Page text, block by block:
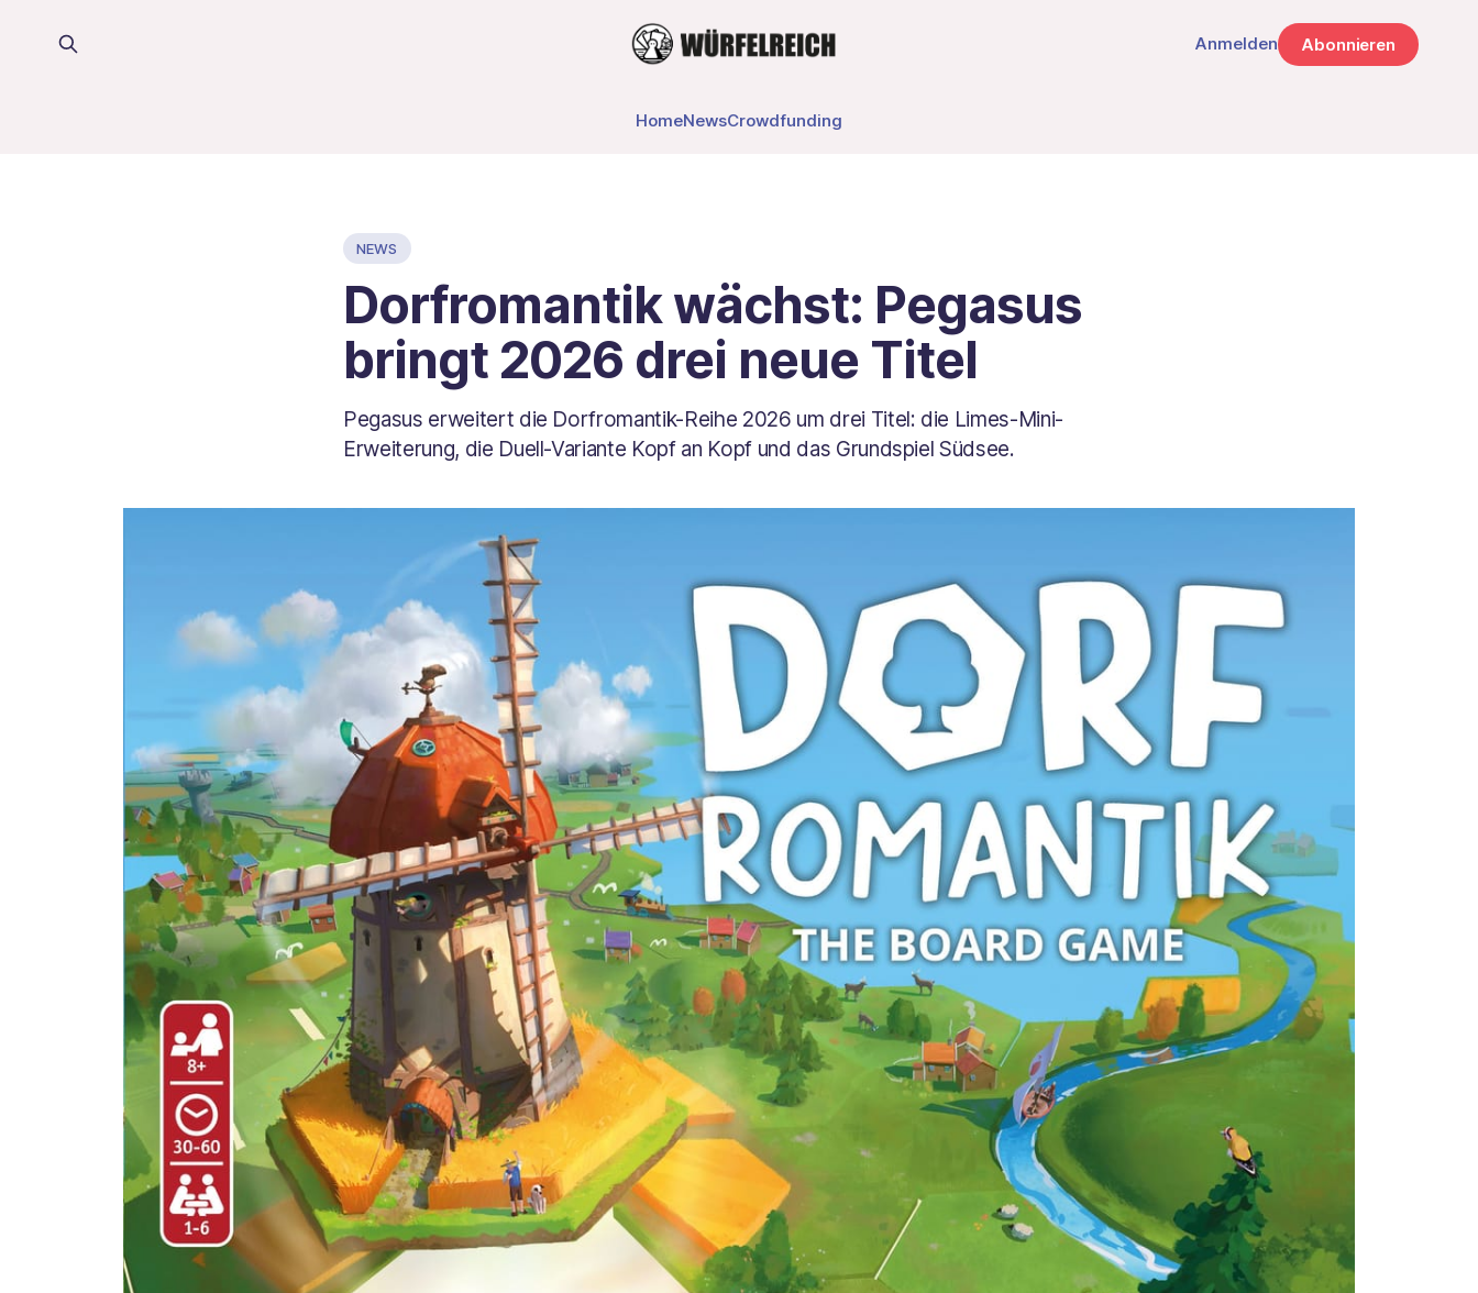
HomeNewsCrowdfunding
Anmelden Abonnieren
NEWS
Dorfromantik wächst: Pegasus
bringt 2026 drei neue Titel
Pegasus erweitert die Dorfromantik-Reihe 2026 um drei Titel: die Limes-Mini-
Erweiterung, die Duell-Variante Kopf an Kopf und das Grundspiel Südsee.